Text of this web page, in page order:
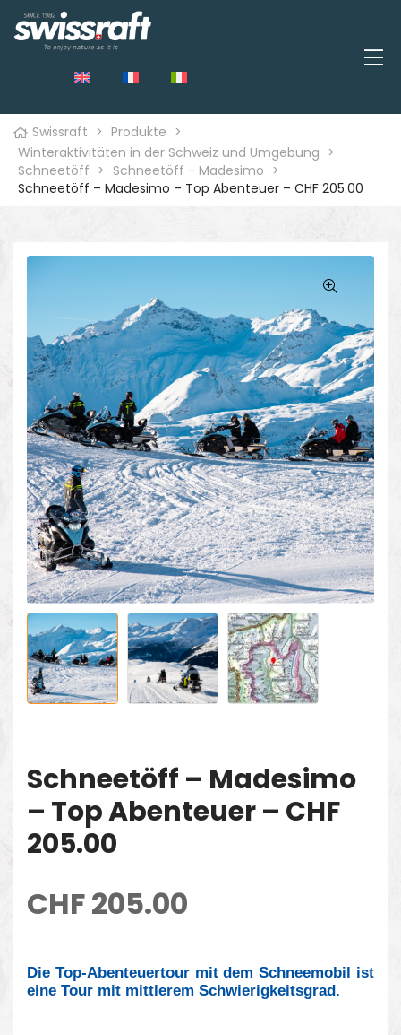
Swissraft > Produkte >
Winteraktivitäten in der Schweiz und Umgebung >
Schneetöff > Schneetöff - Madesimo >
Schneetöff – Madesimo – Top Abenteuer – CHF 205.00
Schneetöff – Madesimo
– Top Abenteuer – CHF
205.00
CHF205.00
Die Top-Abenteuertour mit dem Schneemobil ist
eine Tour mit mittlerem Schwierigkeitsgrad.